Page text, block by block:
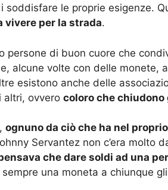
soddisfare le proprie esigenze.
vivere per la strada.
persone di buon cuore che
alcune volte con delle monete,
esistono anche delle
altri, ovvero coloro che
ognuno da ciò che ha nel
Servantez non c’era molto
che dare soldi ad una
sempre una moneta a chiunque